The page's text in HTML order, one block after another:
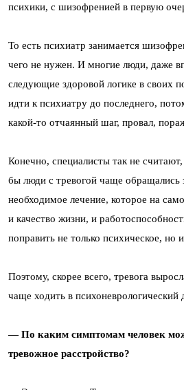
психики, с шизофренией в первую
То есть психиатр занимается
чего не нужен. И многие люди, даже
следующие здоровой логике в своих
идти к психиатру до последнего,
какой-то отчаянный шаг, провал,
Конечно, специалисты так не
бы люди с тревогой чаще
необходимое лечение, которое на
и качество жизни, и
поправить не только психическое, но
Поэтому, скорее всего, тревога
чаще ходить в
— По каким симптомам человек
тревожное расстройство?